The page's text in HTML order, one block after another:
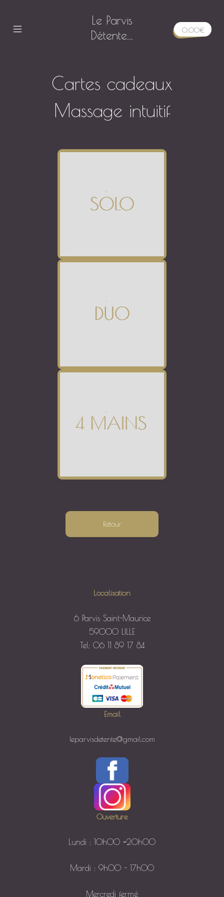
content
Le Parvis
Détente...
0,00€
Cartes cadeaux
Massage intuitif
Retour
Localisation
6 Parvis Saint-Maurice
59000 LILLE
Tel: 06 11 89 17 84
Email
leparvisdetente@gmail.com
Ouverture
Lundi : 10h00 –20h00
Mardi : 9h00 - 17h00
Mercredi fermé